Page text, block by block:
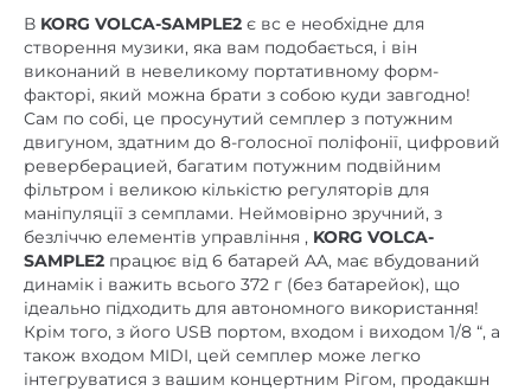
В KORG VOLCA-SAMPLE2 є вс е необхідне для
створення музики, яка вам подобається, і він
виконаний в невеликому портативному форм-
факторі, який можна брати з собою куди завгодно!
Сам по собі, це просунутий семплер з потужним
двигуном, здатним до 8-голосної поліфонії, цифровий
реверберацией, багатим потужним подвійним
фільтром і великою кількістю регуляторів для
маніпуляції з семплами. Неймовірно зручний, з
безліччю елементів управління , KORG VOLCA-
SAMPLE2 працює від 6 батарей AA, має вбудований
динамік і важить всього 372 г (без батарейок), що
ідеально підходить для автономного використання!
Крім того, з його USB портом, входом і виходом 1/8 “, а
також входом MIDI, цей семплер може легко
інтегруватися з вашим концертним Рігом, продакшн